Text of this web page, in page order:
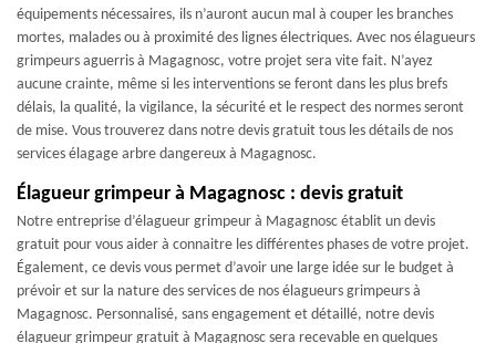
équipements nécessaires, ils n’auront aucun mal à couper les branches
mortes, malades ou à proximité des lignes électriques. Avec nos élagueurs
grimpeurs aguerris à Magagnosc, votre projet sera vite fait. N’ayez
aucune crainte, même si les interventions se feront dans les plus brefs
délais, la qualité, la vigilance, la sécurité et le respect des normes seront
de mise. Vous trouverez dans notre devis gratuit tous les détails de nos
services élagage arbre dangereux à Magagnosc.
Élagueur grimpeur à Magagnosc : devis gratuit
Notre entreprise d’élagueur grimpeur à Magagnosc établit un devis
gratuit pour vous aider à connaitre les différentes phases de votre projet.
Également, ce devis vous permet d’avoir une large idée sur le budget à
prévoir et sur la nature des services de nos élagueurs grimpeurs à
Magagnosc. Personnalisé, sans engagement et détaillé, notre devis
élagueur grimpeur gratuit à Magagnosc sera recevable en quelques